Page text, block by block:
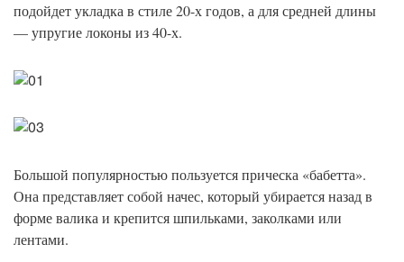
подойдет укладка в стиле 20-х годов, а для средней длины
— упругие локоны из 40-х.
Большой популярностью пользуется прическа «бабетта».
Она представляет собой начес, который убирается назад в
форме валика и крепится шпильками, заколками или
лентами.